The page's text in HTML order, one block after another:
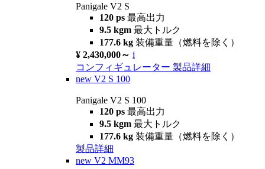
Panigale V2 S
120 ps 最高出力
9.5 kgm 最大トルク
177.6 kg 装備重量（燃料を除く）
¥ 2,430,000～ i
コンフィギュレーター 製品詳細
new V2 S 100
Panigale V2 S 100
120 ps 最高出力
9.5 kgm 最大トルク
177.6 kg 装備重量（燃料を除く）
製品詳細
new V2 MM93